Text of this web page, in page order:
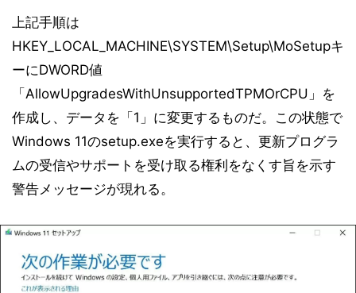
上記手順は
HKEY_LOCAL_MACHINE\SYSTEM\Setup\MoSetupキ
ーにDWORD値
「AllowUpgradesWithUnsupportedTPMOrCPU」を
作成し、データを「1」に変更するものだ。この状態で
Windows 11のsetup.exeを実行すると、更新プログラ
ムの受信やサポートを受け取る権利をなくす旨を示す
警告メッセージが現れる。